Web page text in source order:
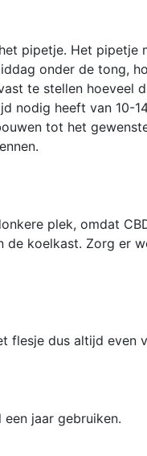
pipetje. Het pipetje
onder de tong,
te stellen hoeveel
nodig heeft van 10-
tot het
plek, omdat
de koelkast. Zorg er
flesje dus altijd even
jaar gebruiken.